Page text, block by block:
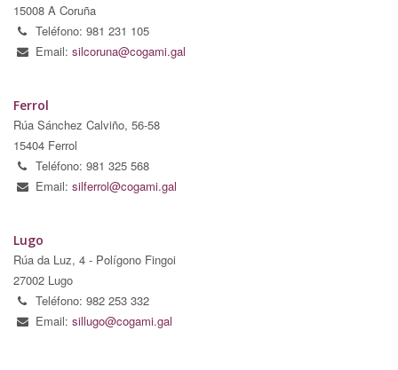
15008 A Coruña
Teléfono: 981 231 105
Email: silcoruna@cogami.gal
Ferrol
Rúa Sánchez Calviño, 56-58
15404 Ferrol
Teléfono: 981 325 568
Email: silferrol@cogami.gal
Lugo
Rúa da Luz, 4 - Polígono Fingoi
27002 Lugo
Teléfono: 982 253 332
Email: sillugo@cogami.gal